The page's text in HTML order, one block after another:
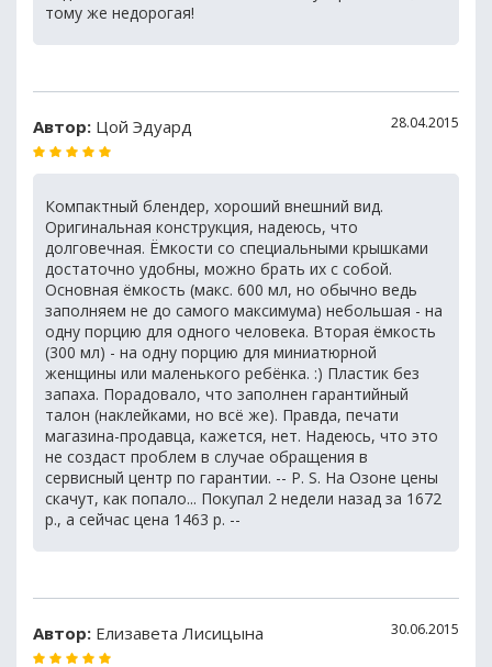
тому же недорогая!
Автор: Цой Эдуард 28.04.2015
Компактный блендер, хороший внешний вид.
Оригинальная конструкция, надеюсь, что
долговечная. Ёмкости со специальными крышками
достаточно удобны, можно брать их с собой.
Основная ёмкость (макс. 600 мл, но обычно ведь
заполняем не до самого максимума) небольшая - на
одну порцию для одного человека. Вторая ёмкость
(300 мл) - на одну порцию для миниатюрной
женщины или маленького ребёнка. :) Пластик без
запаха. Порадовало, что заполнен гарантийный
талон (наклейками, но всё же). Правда, печати
магазина-продавца, кажется, нет. Надеюсь, что это
не создаст проблем в случае обращения в
сервисный центр по гарантии. -- P. S. На Озоне цены
скачут, как попало... Покупал 2 недели назад за 1672
р., а сейчас цена 1463 р. --
Автор: Елизавета Лисицына 30.06.2015